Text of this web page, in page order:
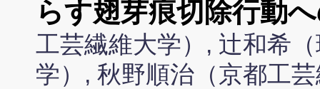
らす翅芽痕切除行動
工芸繊維大学）, 辻和希
学）, 秋野順治（京都工